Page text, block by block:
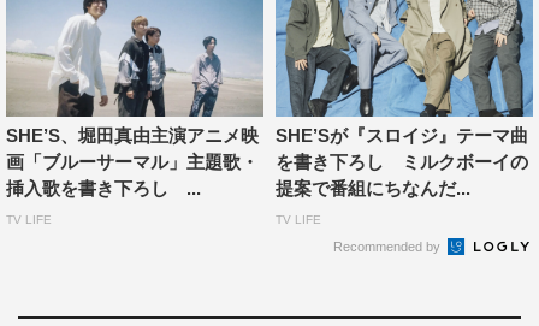
SHE’S、堀田真由主演アニメ映
画「ブルーサーマル」主題歌・
挿入歌を書き下ろし ...
TV LIFE
SHE’Sが『スロイジ』テーマ曲
を書き下ろし ミルクボーイの
提案で番組にちなんだ...
TV LIFE
Recommended by